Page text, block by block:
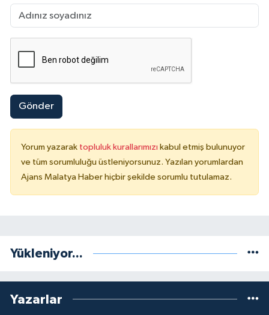
Gönder
Yorum yazarak topluluk kurallarımızı kabul etmiş bulunuyor
ve tüm sorumluluğu üstleniyorsunuz. Yazılan yorumlardan
Ajans Malatya Haber hiçbir şekilde sorumlu tutulamaz.
Yükleniyor...
Yazarlar